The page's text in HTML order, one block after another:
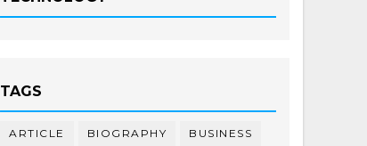
TAGS
ARTICLE BIOGRAPHY BUSINESS